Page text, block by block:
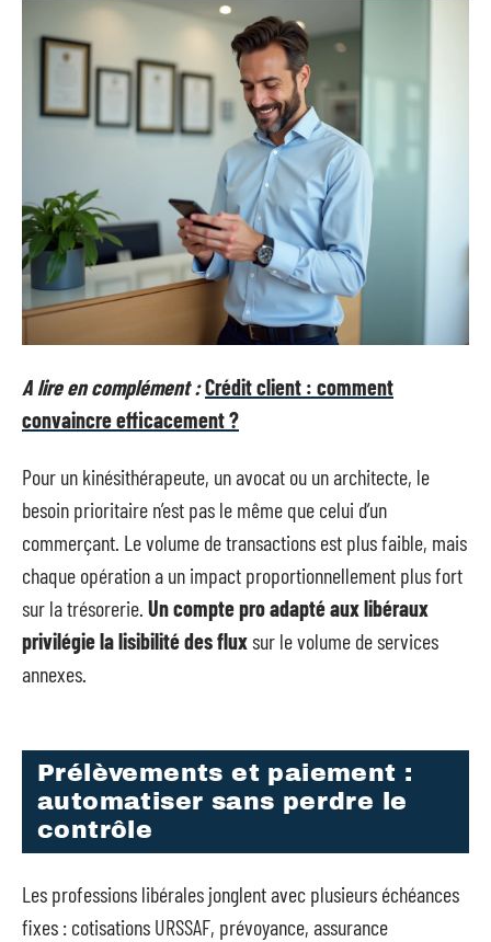
A lire en complément :Crédit client : comment
convaincre efficacement ?
Pour un kinésithérapeute, un avocat ou un architecte, le
besoin prioritaire n’est pas le même que celui d’un
commerçant. Le volume de transactions est plus faible, mais
chaque opération a un impact proportionnellement plus fort
sur la trésorerie. Un compte pro adapté aux libéraux
privilégie la lisibilité des fluxsur le volume de services
annexes.
Prélèvements et paiement :
automatiser sans perdre le
contrôle
Les professions libérales jonglent avec plusieurs échéances
fixes : cotisations URSSAF, prévoyance, assurance